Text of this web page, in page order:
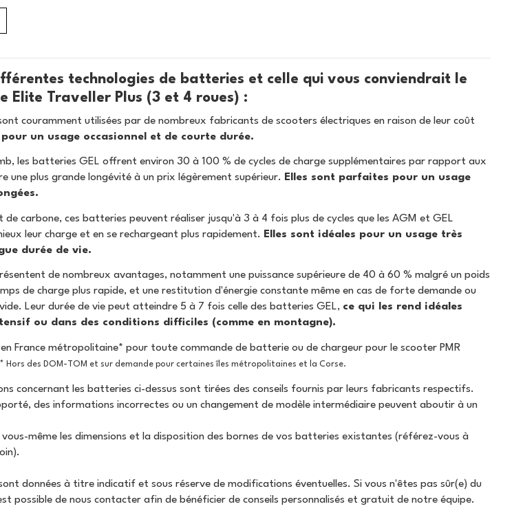
technologies de batteries et celle qui vous conviendrait le
Elite Traveller Plus (3 et 4 roues) :
couramment utilisées par de nombreux fabricants de scooters électriques en raison de leur coût
pour un usage occasionnel et de courte durée.
les batteries GEL offrent environ 30 à 100 % de cycles de charge supplémentaires par rapport aux
une plus grande longévité à un prix légèrement supérieur. Elles sont parfaites pour un usage
de carbone, ces batteries peuvent réaliser jusqu'à 3 à 4 fois plus de cycles que les AGM et GEL
leur charge et en se rechargeant plus rapidement. Elles sont idéales pour un usage très
durée de vie.
de nombreux avantages, notamment une puissance supérieure de 40 à 60 % malgré un poids
de charge plus rapide, et une restitution d'énergie constante même en cas de forte demande ou
Leur durée de vie peut atteindre 5 à 7 fois celle des batteries GEL, ce qui les rend idéales
ou dans des conditions difficiles (comme en montagne).
France métropolitaine* pour toute commande de batterie ou de chargeur pour le scooter PMR
* Hors des DOM-TOM et sur demande pour certaines îles métropolitaines et la Corse.
concernant les batteries ci-dessus sont tirées des conseils fournis par leurs fabricants respectifs.
des informations incorrectes ou un changement de modèle intermédiaire peuvent aboutir à un
même les dimensions et la disposition des bornes de vos batteries existantes (référez-vous à
données à titre indicatif et sous réserve de modifications éventuelles. Si vous n'êtes pas sûr(e) du
possible de nous contacter afin de bénéficier de conseils personnalisés et gratuit de notre équipe.